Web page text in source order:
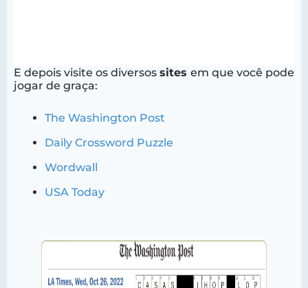
E depois visite os diversos sites em que você pode
jogar de graça:
The Washington Post
Daily Crossword Puzzle
Wordwall
USA Today